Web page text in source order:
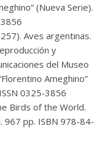
(Nueva Serie).
Aves argentinas.
y
del Museo
Ameghino”
0325-3856
Birds of the World.
967 pp. ISBN 978-84-